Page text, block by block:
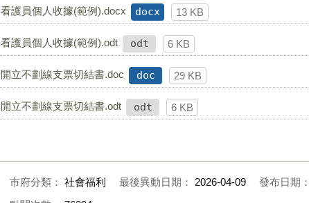
看護員個人收據(範例).docx docx 13 KB
看護員個人收據(範例).odt odt 6 KB
開立不劃線支票切結書.doc doc 29 KB
開立不劃線支票切結書.odt odt 6 KB
市府分類： 社會福利 最後異動日期： 2026-04-09 發布日期：